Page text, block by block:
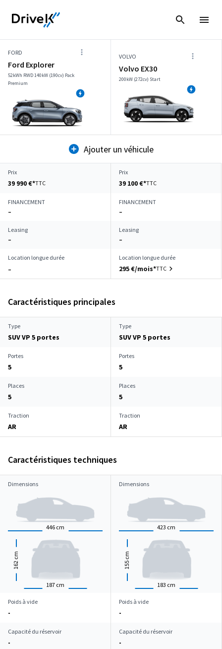
FORD
Ford Explorer
52kWh RWD 140kW (190cv) Pack
Premium
VOLVO
Volvo EX30
200kW (272cv) Start
Ajouter un véhicule
Prix
39 990 €*TTC
Prix
39 100 €*TTC
FINANCEMENT
–
FINANCEMENT
–
Leasing
–
Leasing
–
Location longue durée
–
Location longue durée
295 €/mois*TTC
Caractéristiques principales
Type
SUV VP 5 portes
Type
SUV VP 5 portes
Portes
5
Portes
5
Places
5
Places
5
Traction
AR
Traction
AR
Caractéristiques techniques
Dimensions
446 cm
187 cm
162
cm
Dimensions
423 cm
183 cm
155
cm
Poids à vide
-
Poids à vide
-
Capacité du réservoir
-
Capacité du réservoir
-